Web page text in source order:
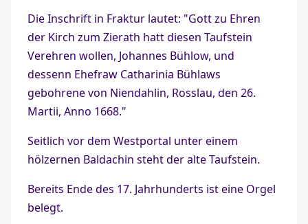
Die Inschrift in Fraktur lautet: "Gott zu Ehren
der Kirch zum Zierath hatt diesen Taufstein
Verehren wollen, Johannes Bühlow, und
dessenn Ehefraw Catharinia Bühlaws
gebohrene von Niendahlin, Rosslau, den 26.
Martii, Anno 1668."
Seitlich vor dem Westportal unter einem
hölzernen Baldachin steht der alte Taufstein.
Bereits Ende des 17. Jahrhunderts ist eine Orgel
belegt.